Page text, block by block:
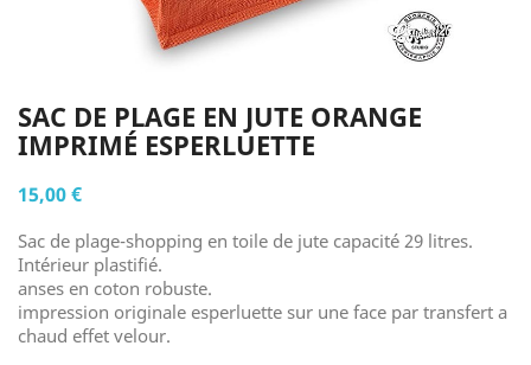
SAC DE PLAGE EN JUTE ORANGE
IMPRIMÉ ESPERLUETTE
15,00 €
Sac de plage-shopping en toile de jute capacité 29 litres.
Intérieur plastifié.
anses en coton robuste.
impression originale esperluette sur une face par transfert a
chaud effet velour.